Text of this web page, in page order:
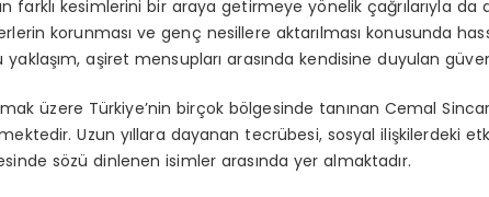
farklı kesimlerini bir araya getirmeye yönelik çağrılarıyla da
korunması ve genç nesillere aktarılması konusunda
aşiret mensupları arasında kendisine duyulan
üzere Türkiye’nin birçok bölgesinde tanınan Cemal
Uzun yıllara dayanan tecrübesi, sosyal ilişkilerdeki
sözü dinlenen isimler arasında yer almaktadır.